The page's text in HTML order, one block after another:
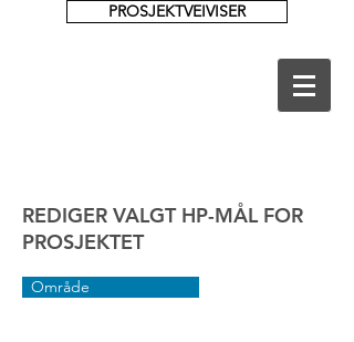
PROSJEKTVEIVISER
REDIGER VALGT HP-MÅL FOR
PROSJEKTET
Område